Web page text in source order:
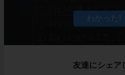
友達にシェア